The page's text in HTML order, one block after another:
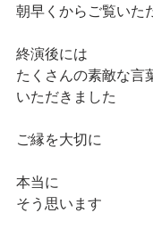
朝早くからご覧いた
終演後には
たくさんの素敵な言
いただきました
ご縁を大切に
本当に
そう思います